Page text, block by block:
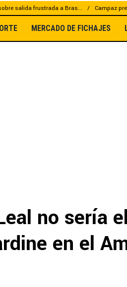
salida frustrada a Bras... Campaz
MERCADO DE FICHAJES
no sería el
en el